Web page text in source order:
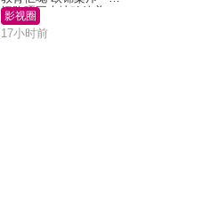
细路唔同走地鸡放养」
影视圈
17小时前